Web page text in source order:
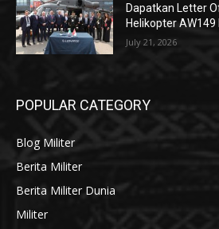
Dapatkan Letter
Helikopter AW149
July 21, 2026
POPULAR CATEGORY
Blog Militer
Berita Militer
Berita Militer Dunia
Militer